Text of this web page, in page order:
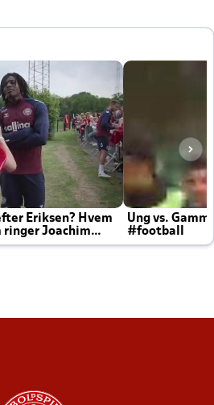
Eriksen? Hvem
ringer Joachim
Ung vs.
#football